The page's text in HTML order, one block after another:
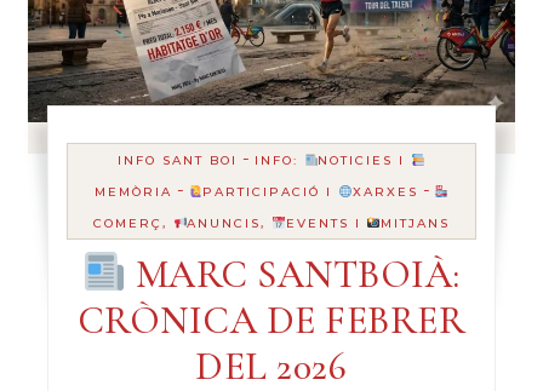
INFO SANT BOI - INFO:
NOTICIES I
MEMÒRIA - PARTICIPACIÓ I XARXES -
COMERÇ, ANUNCIS, EVENTS I MITJANS
MARC SANTBOIÀ:
CRÒNICA DE FEBRER
DEL 2026